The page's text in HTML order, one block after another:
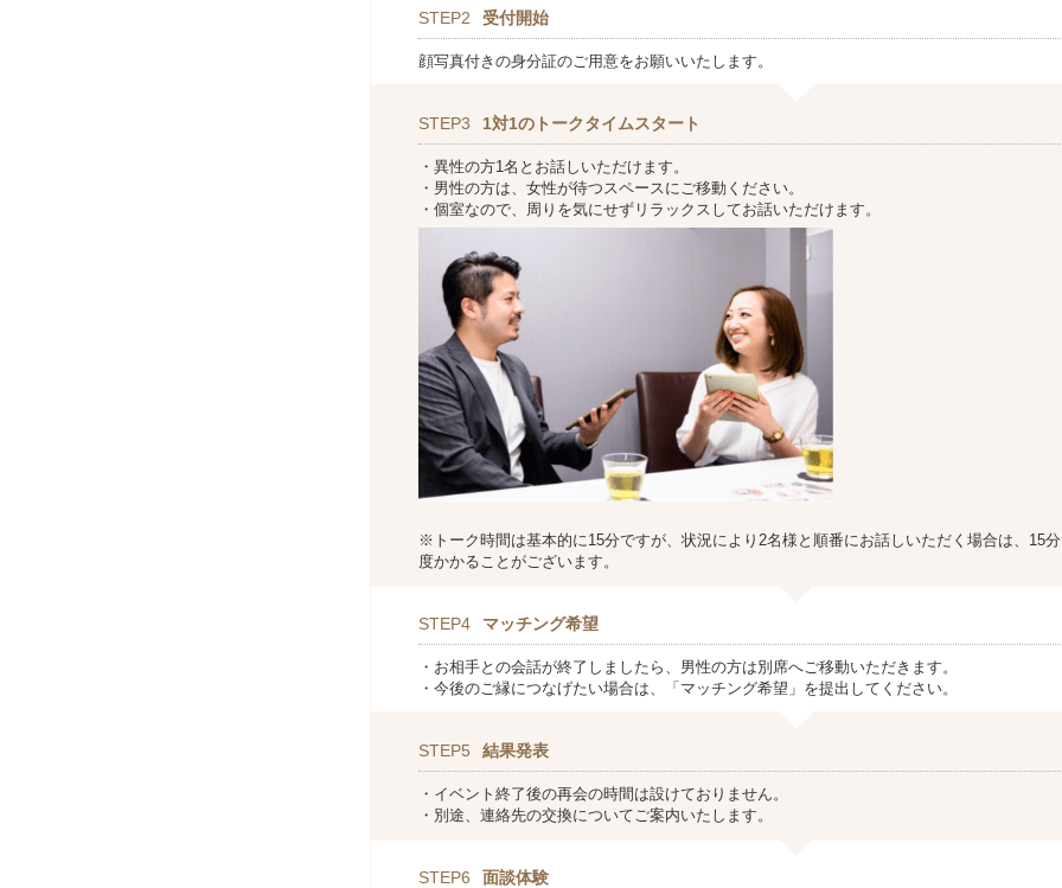
STEP2 受付開始
顔写真付きの身分証のご用意をお願いいたします。
STEP3 1対1のトークタイムスタート
・異性の方1名とお話しいただけます。
・男性の方は、女性が待つスペースにご移動ください。
・個室なので、周りを気にせずリラックスしてお話いただけます。
※トーク時間は基本的に15分ですが、状況により2名様と順番にお話しいただく場合は、15
度かかることがございます。
STEP4 マッチング希望
・お相手との会話が終了しましたら、男性の方は別席へご移動いただきます。
・今後のご縁につなげたい場合は、「マッチング希望」を提出してください。
STEP5 結果発表
・イベント終了後の再会の時間は設けておりません。
・別途、連絡先の交換についてご案内いたします。
STEP6 面談体験